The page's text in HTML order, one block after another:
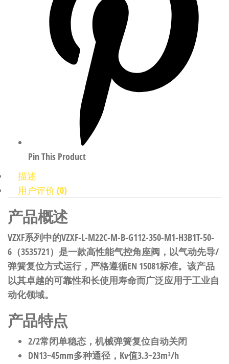
Pin This Product
描述
用户评价 (0)
产品概述
VZXF系列中的VZXF-L-M22C-M-B-G112-350-M1-H3B1T-50-
6（3535721）是一款高性能气控角座阀，以气动先导/
弹簧复位方式运行，严格遵循EN 15081标准。该产品
以其卓越的可靠性和长使用寿命而广泛应用于工业自
动化领域。
产品特点
2/2常闭单稳态，机械弹簧复位自动关闭
DN13~45mm多种通径，Kv值3.3~23m³/h